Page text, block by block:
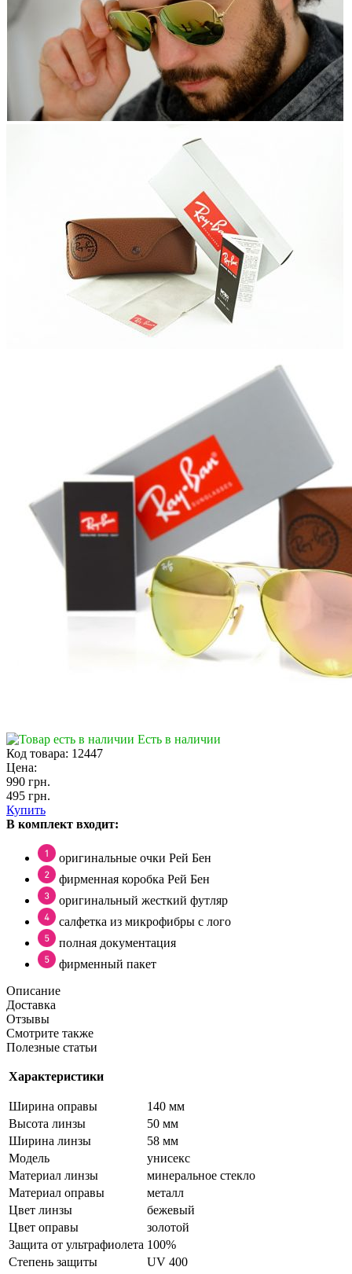
Есть в наличии
Код товара: 12447
Цена:
990 грн.
495 грн.
Купить
В комплект входит:
оригинальные очки Рей Бен
фирменная коробка Рей Бен
оригинальный жесткий футляр
салфетка из микрофибры с лого
полная документация
фирменный пакет
Описание
Доставка
Отзывы
Смотрите также
Полезные статьи
Характеристики
Ширина оправы
140 мм
Высота линзы
50 мм
Ширина линзы
58 мм
Модель
унисекс
Материал линзы
минеральное стекло
Материал оправы
металл
Цвет линзы
бежевый
Цвет оправы
золотой
Защита от ультрафиолета 100%
Степень защиты
UV 400